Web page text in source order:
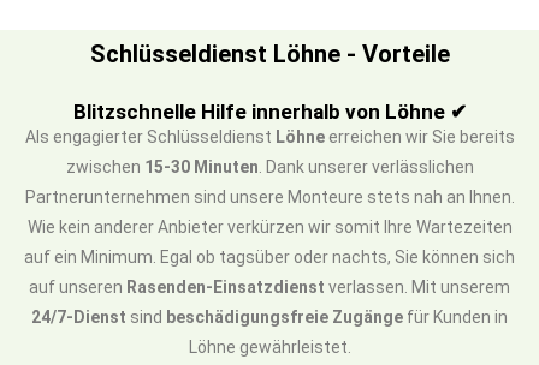
Schlüsseldienst Löhne - Vorteile
Blitzschnelle Hilfe innerhalb von Löhne ✔
Als engagierter Schlüsseldienst Löhneerreichen wir Sie bereits
zwischen 15-30 Minuten . Dank unserer verlässlichen
Partnerunternehmen sind unsere Monteure stets nah an Ihnen.
Wie kein anderer Anbieter verkürzen wir somit Ihre Wartezeiten
auf ein Minimum. Egal ob tagsüber oder nachts, Sie können sich
auf unseren Rasenden-Einsatzdienst verlassen. Mit unserem
24/7-Dienst sind beschädigungsfreie Zugänge für Kunden in
Löhne gewährleistet.